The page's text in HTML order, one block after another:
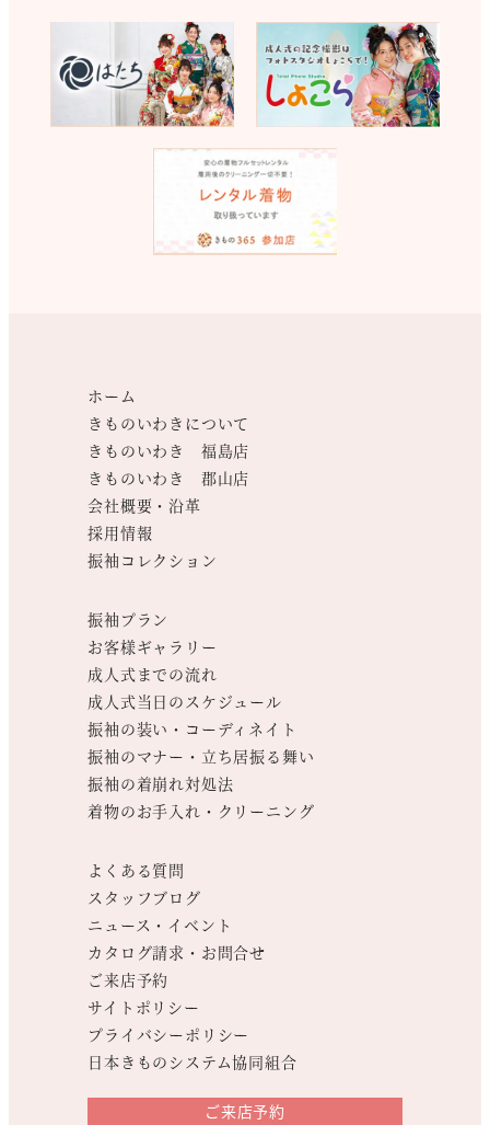
ホーム
きものいわきについて
きものいわき 福島店
きものいわき 郡山店
会社概要・沿革
採用情報
振袖コレクション
振袖プラン
お客様ギャラリー
成人式までの流れ
成人式当日のスケジュール
振袖の装い・コーディネイト
振袖のマナー・立ち居振る舞い
振袖の着崩れ対処法
着物のお手入れ・クリーニング
よくある質問
スタッフブログ
ニュース・イベント
カタログ請求・お問合せ
ご来店予約
サイトポリシー
プライバシーポリシー
日本きものシステム協同組合
ご来店予約